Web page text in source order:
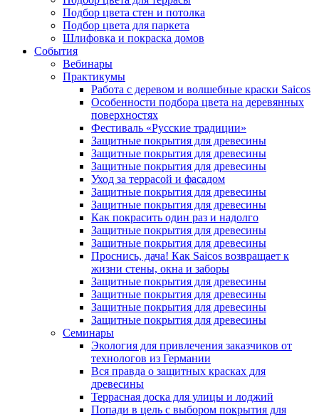
Подбор цвета стен и потолка
Подбор цвета для паркета
Шлифовка и покраска домов
События
Вебинары
Практикумы
Работа с деревом и волшебные краски Saicos
Особенности подбора цвета на деревянных
поверхностях
Фестиваль «Русские традиции»
Защитные покрытия для древесины
Защитные покрытия для древесины
Защитные покрытия для древесины
Уход за террасой и фасадом
Защитные покрытия для древесины
Защитные покрытия для древесины
Как покрасить один раз и надолго
Защитные покрытия для древесины
Защитные покрытия для древесины
Проснись, дача! Как Saicos возвращает к
жизни стены, окна и заборы
Защитные покрытия для древесины
Защитные покрытия для древесины
Защитные покрытия для древесины
Защитные покрытия для древесины
Семинары
Экология для привлечения заказчиков от
технологов из Германии
Вся правда о защитных красках для
древесины
Террасная доска для улицы и лоджий
Попади в цель с выбором покрытия для